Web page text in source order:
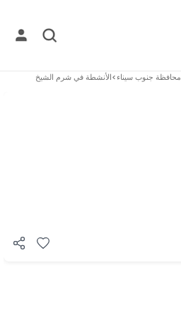
محافظة جنوب سيناء>الأنشطة فيشرم الشيخ